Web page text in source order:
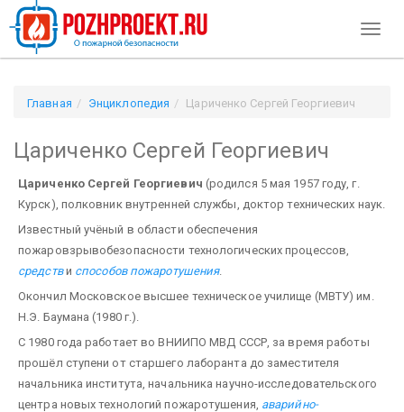
Главная Энциклопедия Цариченко Сергей Георгиевич
Цариченко Сергей Георгиевич
Цариченко Сергей Георгиевич (родился 5 мая 1957 году, г.
Курск), полковник внутренней службы, доктор технических наук.
Известный учёный в области обеспечения
пожаровзрывобезопасности технологических процессов,
средстви способов пожаротушения.
Окончил Московское высшее техническое училище (МВТУ) им.
Н.Э. Баумана (1980 г.).
С 1980 года работает во ВНИИПО МВД СССР, за время работы
прошёл ступени от старшего лаборанта до заместителя
начальника института, начальника научно-исследовательского
центра новых технологий пожаротушения, аварийно-